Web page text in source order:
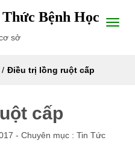
Bệnh Học
sở
/ Điều trị lồng ruột cấp
cấp
- Chuyên mục : Tin Tức